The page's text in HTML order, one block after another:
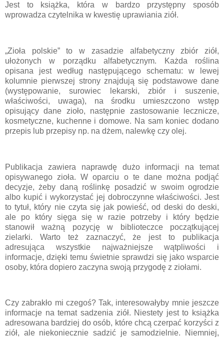
Jest to książka, która w bardzo przystępny sposób
wprowadza czytelnika w kwestię uprawiania ziół.
„Zioła polskie” to w zasadzie alfabetyczny zbiór ziół,
ułożonych w porządku alfabetycznym. Każda roślina
opisana jest według następującego schematu: w lewej
kolumnie pierwszej strony znajdują się podstawowe dane
(występowanie, surowiec lekarski, zbiór i suszenie,
właściwości, uwaga), na środku umieszczono wstęp
opisujący dane zioło, następnie zastosowanie lecznicze,
kosmetyczne, kuchenne i domowe. Na sam koniec dodano
przepis lub przepisy np. na dżem, nalewkę czy olej.
Publikacja zawiera naprawdę dużo informacji na temat
opisywanego zioła. W oparciu o te dane można podjąć
decyzje, żeby daną roślinkę posadzić w swoim ogrodzie
albo kupić i wykorzystać jej dobroczynne właściwości. Jest
to tytuł, który nie czyta się jak powieść, od deski do deski,
ale po który sięga się w razie potrzeby i który będzie
stanowił ważną pozycję w biblioteczce początkującej
zielarki. Warto też zaznaczyć, że jest to publikacja
adresująca wszystkie najważniejsze wątpliwości i
informacje, dzięki temu świetnie sprawdzi się jako wsparcie
osoby, która dopiero zaczyna swoją przygodę z ziołami.
Czy zabrakło mi czegoś? Tak, interesowałyby mnie jeszcze
informacje na temat sadzenia ziół. Niestety jest to książka
adresowana bardziej do osób, które chcą czerpać korzyści z
ziół, ale niekoniecznie sadzić je samodzielnie. Niemniej,